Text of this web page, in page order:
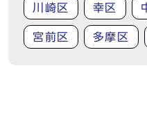
川崎区 幸区
宮前区 多摩区